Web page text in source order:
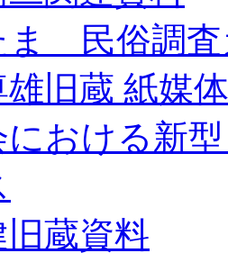
ま 民俗調査
雄旧蔵 紙媒
における新
蔵資料